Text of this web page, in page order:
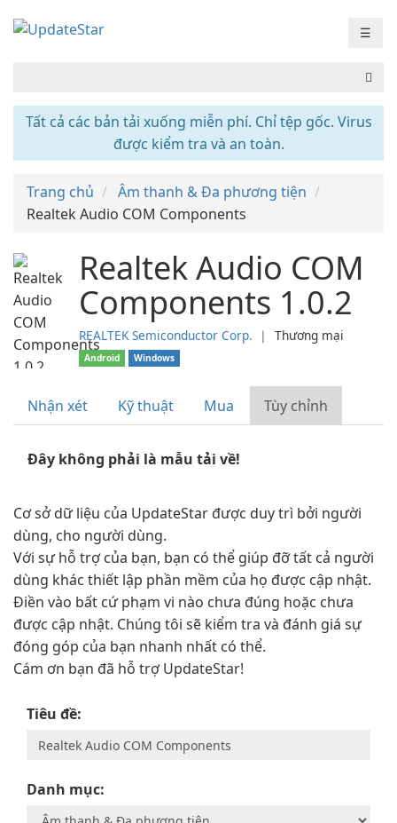
☰
Tất cả các bản tải xuống miễn phí. Chỉ tệp gốc. Virus
được kiểm tra và an toàn.
Trang chủ
Âm thanh & Đa phương tiện
Realtek Audio COM Components
Realtek Audio COM
Components 1.0.2
REALTEK Semiconductor Corp. ❘ Thương mại
Android Windows
Nhận xét Kỹ thuật Mua Tùy chỉnh
Đây không phải là mẫu tải về!
Cơ sở dữ liệu của UpdateStar được duy trì bởi người
dùng, cho người dùng.
Với sự hỗ trợ của bạn, bạn có thể giúp đỡ tất cả người
dùng khác thiết lập phần mềm của họ được cập nhật.
Điền vào bất cứ phạm vi nào chưa đúng hoặc chưa
được cập nhật. Chúng tôi sẽ kiểm tra và đánh giá sự
đóng góp của bạn nhanh nhất có thể.
Cám ơn bạn đã hỗ trợ UpdateStar!
Tiêu đề:
Danh mục: